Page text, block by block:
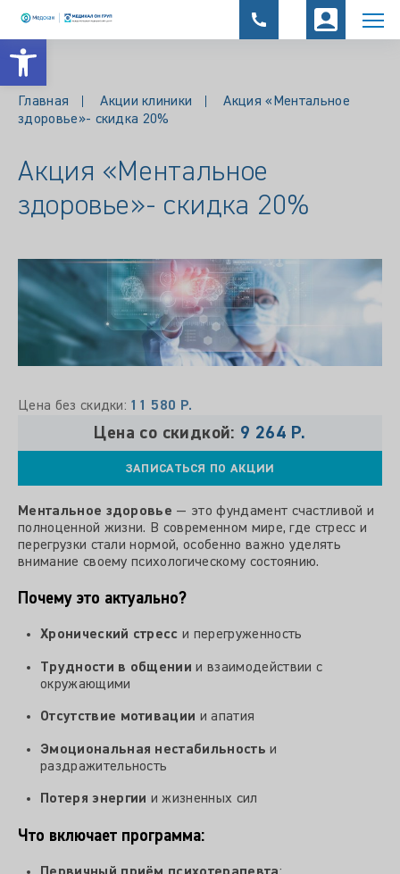
Открыть панель инструментов
Главная Акции клиники
Акция «Ментальное
здоровье»- скидка 20%
Акция «Ментальное
здоровье»- скидка 20%
Цена без скидки: 11 580 Р.
Цена со скидкой: 9 264 Р.
ЗАПИСАТЬСЯ ПО АКЦИИ
Ментальное здоровье — это фундамент счастливой и
полноценной жизни. В современном мире, где стресс и
перегрузки стали нормой, особенно важно уделять
внимание своему психологическому состоянию.
Почему это актуально?
Хронический стресс и перегруженность
Трудности в общении и взаимодействии с
окружающими
Отсутствие мотивации и апатия
Эмоциональная нестабильность и
раздражительность
Потеря энергии и жизненных сил
Что включает программа: